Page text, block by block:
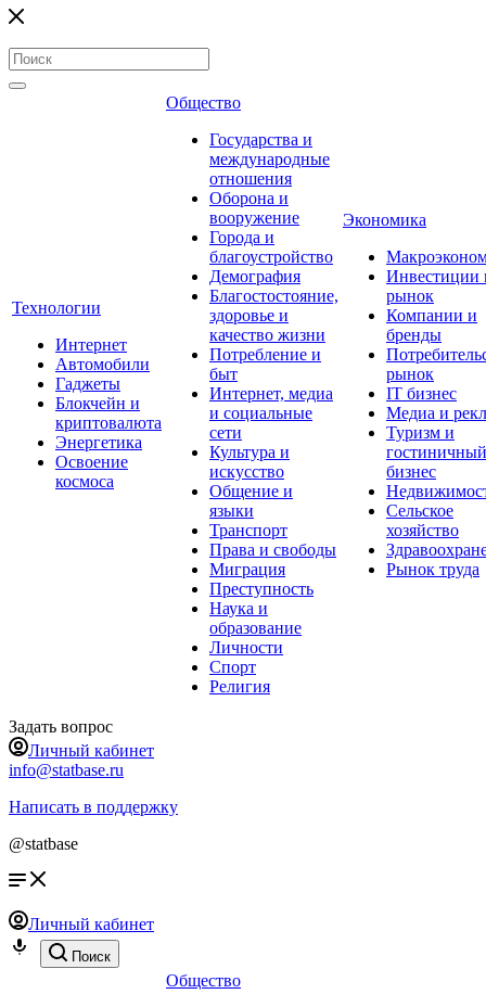
Технологии
Интернет
Автомобили
Гаджеты
Блокчейн и
криптовалюта
Энергетика
Освоение
космоса
Общество
Государства и
международные
отношения
Оборона и
вооружение
Города и
благоустройство
Демография
Благостостояние,
здоровье и
качество жизни
Потребление и
быт
Интернет, медиа
и социальные
сети
Культура и
искусство
Общение и
языки
Транспорт
Права и свободы
Миграция
Преступность
Наука и
образование
Личности
Спорт
Религия
Экономика
Инвестиции
рынок
Компании и
бренды
рынок
IT бизнес
Медиа и
Туризм и
гостиничный
бизнес
Сельское
хозяйство
Рынок труда
Задать вопрос
Личный кабинет
info@statbase.ru
Написать в поддержку
@statbase
Личный кабинет
Поиск
Общество